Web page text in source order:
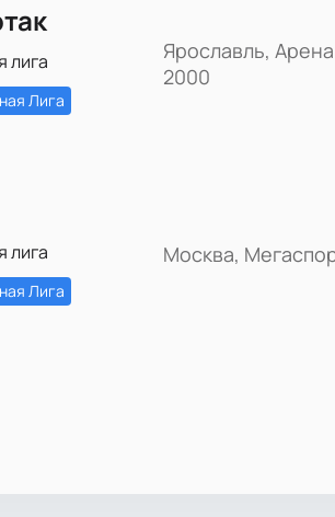
лига
Лига
Ярославль, Арена
2000
лига
Лига
Москва,